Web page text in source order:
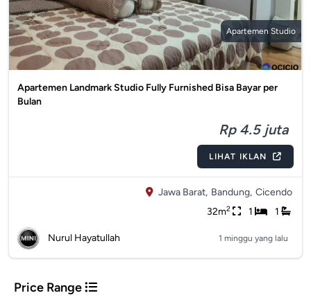
Apartemen Studio
Apartemen Landmark Studio Fully Furnished Bisa Bayar per
Bulan
Rp 4.5 juta
LIHAT IKLAN
Jawa Barat, Bandung, Cicendo
32m2 1 1
Nurul Hayatullah 1 minggu yang lalu
Price Range